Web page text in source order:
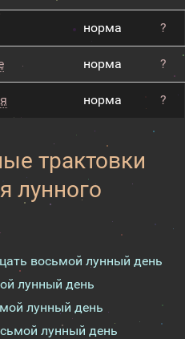
норма ?
норма ?
норма ?
трактовки
лунного
восьмой лунный день
лунный день
лунный день
лунный день